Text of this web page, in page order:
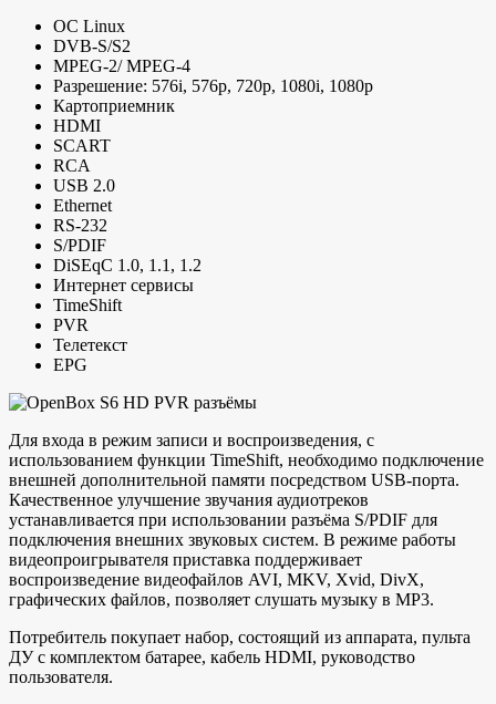
ОС Linux
DVB-S/S2
MPEG-2/ MPEG-4
Разрешение: 576i, 576p, 720p, 1080i, 1080p
Картоприемник
HDMI
SCART
RCA
USB 2.0
Ethernet
RS-232
S/PDIF
DiSEqC 1.0, 1.1, 1.2
Интернет сервисы
TimeShift
PVR
Телетекст
EPG
Для входа в режим записи и воспроизведения, с
использованием функции TimeShift, необходимо подключение
внешней дополнительной памяти посредством USB-порта.
Качественное улучшение звучания аудиотреков
устанавливается при использовании разъёма S/PDIF для
подключения внешних звуковых систем. В режиме работы
видеопроигрывателя приставка поддерживает
воспроизведение видеофайлов AVI, MKV, Xvid, DivX,
графических файлов, позволяет слушать музыку в MP3.
Потребитель покупает набор, состоящий из аппарата, пульта
ДУ с комплектом батарее, кабель HDMI, руководство
пользователя.